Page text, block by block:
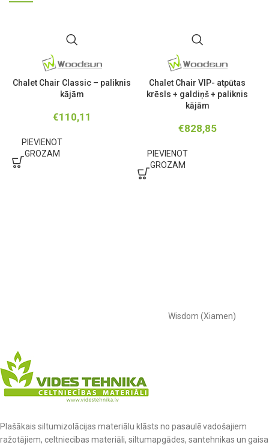
Chalet Chair Classic – paliknis
kājām
€110,11
PIEVIENOT
GROZAM
Chalet Chair VIP- atpūtas
krēsls + galdiņš + paliknis
kājām
€828,85
PIEVIENOT
GROZAM
Wisdom (Xiamen)
Plašākais siltumizolācijas materiālu klāsts no pasaulē vadošajiem
ražotājiem, celtniecības materiāli, siltumapgādes, santehnikas un gaisa